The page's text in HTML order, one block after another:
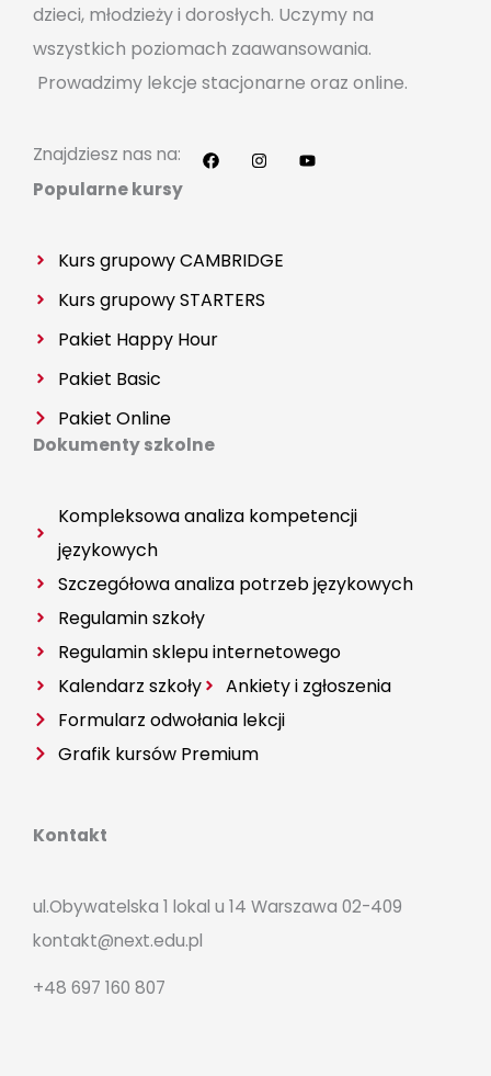
dzieci, młodzieży i dorosłych. Uczymy na
wszystkich poziomach zaawansowania.
Prowadzimy lekcje stacjonarne oraz online.
Znajdziesz nas na: c
e
s
t
m
u
t
Popularne kursy
Kurs grupowy CAMBRIDGE
Kurs grupowySTARTERS
Pakiet Happy Hour
Pakiet Basic
Pakiet Online
Dokumenty szkolne
Kompleksowa analiza kompetencji
językowych
Szczegółowa analiza potrzeb językowych
Regulamin szkoły
Regulamin sklepu internetowego
Kalendarz szkoły
Ankiety i zgłoszenia
Formularz odwołania lekcji
Grafik kursów Premium
Kontakt
ul.Obywatelska 1 lokal u 14 Warszawa 02-409
kontakt@next.edu.pl
+48 697 160 807